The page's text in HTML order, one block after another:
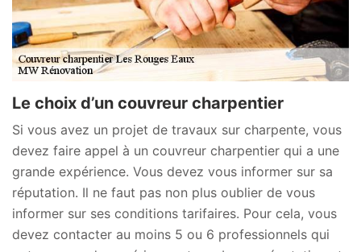
Le choix d’un couvreur charpentier
Si vous avez un projet de travaux sur charpente, vous
devez faire appel à un couvreur charpentier qui a une
grande expérience. Vous devez vous informer sur sa
réputation. Il ne faut pas non plus oublier de vous
informer sur ses conditions tarifaires. Pour cela, vous
devez contacter au moins 5 ou 6 professionnels qui